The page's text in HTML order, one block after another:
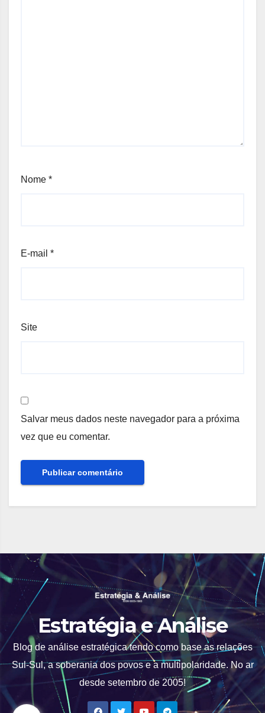
Nome *
E-mail *
Site
Salvar meus dados neste navegador para a próxima
vez que eu comentar.
Estratégia e Análise
Blog de análise estratégica tendo como base as relações
Sul-Sul, a soberania dos povos e a multipolaridade. No ar
desde setembro de 2005!